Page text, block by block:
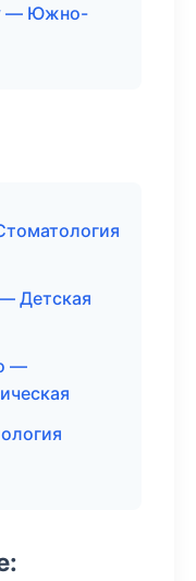
— Южно-
Детская
—